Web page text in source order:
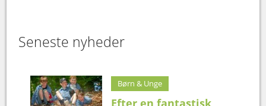
Seneste nyheder
Børn & Unge
Efter en fantastisk